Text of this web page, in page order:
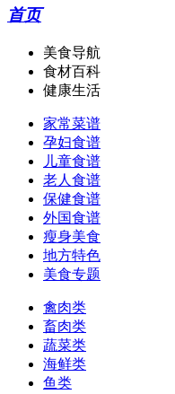
首页
美食导航
食材百科
健康生活
家常菜谱
孕妇食谱
儿童食谱
老人食谱
保健食谱
外国食谱
瘦身美食
地方特色
美食专题
禽肉类
畜肉类
蔬菜类
海鲜类
鱼类